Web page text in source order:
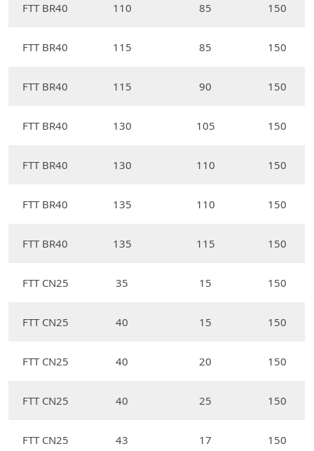
FTT BR40 110 85 150
FTT BR40 115 85 150
FTT BR40 115 90 150
FTT BR40 130 105 150
FTT BR40 130 110 150
FTT BR40 135 110 150
FTT BR40 135 115 150
FTT CN25 35 15 150
FTT CN25 40 15 150
FTT CN25 40 20 150
FTT CN25 40 25 150
FTT CN25 43 17 150